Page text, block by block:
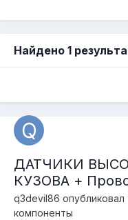
Найдено 1
ДАТЧИКИ
КУЗОВА +
q3devil86 опубликовал
компоненты